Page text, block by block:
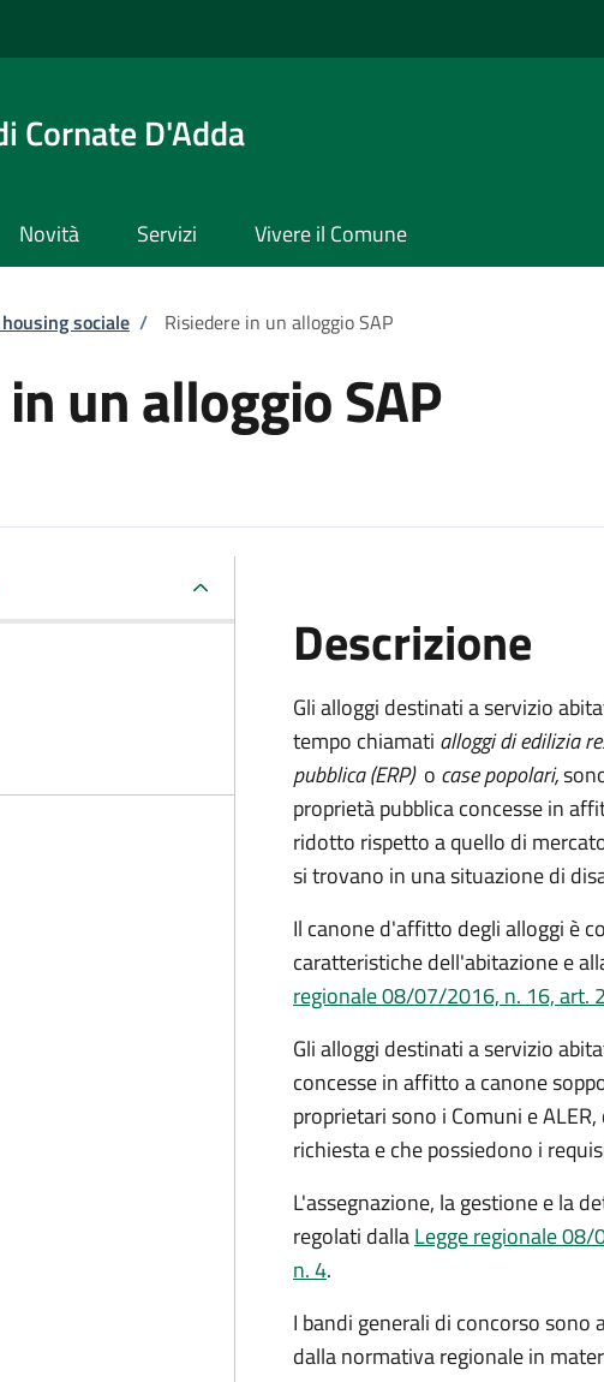
Cornate D'Adda
Novità Servizi Vivere il Comune
pane
sociale / Risiedere in un alloggio SAP
un alloggio SAP
Descrizione
Gli alloggi destinati a servizio
tempo chiamati alloggi di edilizia
pubblica (ERP)o case popolari,
proprietà pubblica concesse in
ridotto rispetto a quello di
si trovano in una situazione di
Il canone d'affitto degli alloggi è
caratteristiche dell'abitazione e
regionale 08/07/2016, n. 16, art.
Gli alloggi destinati a servizio
concesse in affitto a canone
proprietari sono i Comuni e
richiesta e che possiedono i
L'assegnazione, la gestione e la
regolati dallaLegge regionale
n. 4.
I bandi generali di concorso
dalla normativa regionale in